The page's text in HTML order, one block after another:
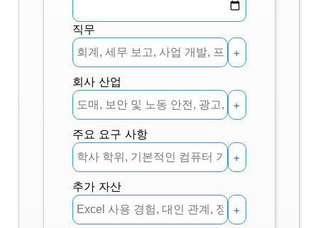
직무
+
회사 산업
+
주요 요구 사항
+
추가 자산
+